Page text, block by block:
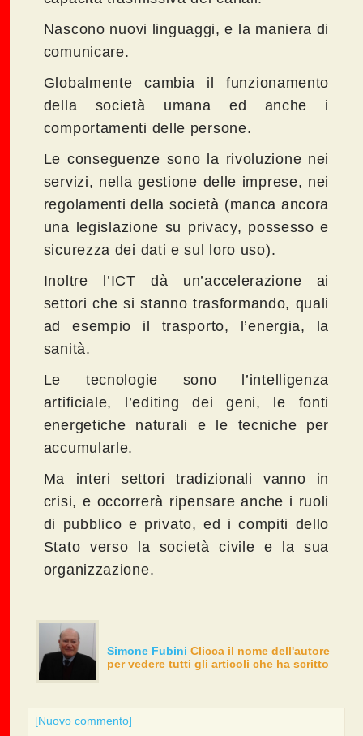
Nascono nuovi linguaggi, e la maniera di
comunicare.
Globalmente cambia il funzionamento
della società umana ed anche i
comportamenti delle persone.
Le conseguenze sono la rivoluzione nei
servizi, nella gestione delle imprese, nei
regolamenti della società (manca ancora
una legislazione su privacy, possesso e
sicurezza dei dati e sul loro uso).
Inoltre l’ICT dà un’accelerazione ai
settori che si stanno trasformando, quali
ad esempio il trasporto, l’energia, la
sanità.
Le tecnologie sono l’intelligenza
artificiale, l’editing dei geni, le fonti
energetiche naturali e le tecniche per
accumularle.
Ma interi settori tradizionali vanno in
crisi, e occorrerà ripensare anche i ruoli
di pubblico e privato, ed i compiti dello
Stato verso la società civile e la sua
organizzazione.
Simone Fubini Clicca il nome dell'autore
per vedere tutti gli articoli che ha scritto
[Nuovo commento]